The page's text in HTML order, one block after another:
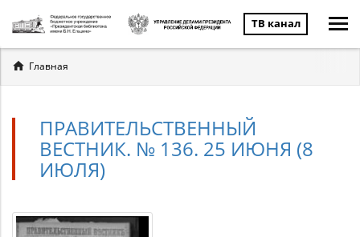
ТВ канал
Вы
здесь
Главная
ПРАВИТЕЛЬСТВЕННЫЙ
ВЕСТНИК. № 136. 25 ИЮНЯ (8
ИЮЛЯ)